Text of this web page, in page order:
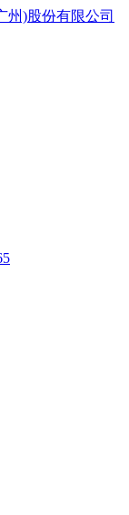
州)股份有限公司